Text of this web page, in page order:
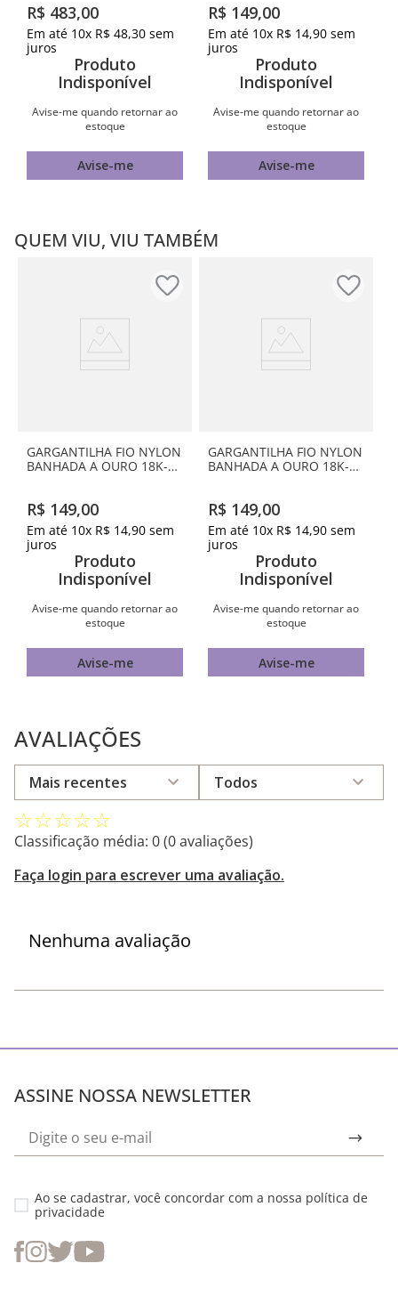
R$ 483,00
Em até 10x R$ 48,30 sem
juros
Produto
Indisponível
Avise-me quando retornar ao
estoque
Avise-me
R$ 149,00
Em até 10x R$ 14,90 sem
juros
Produto
Indisponível
Avise-me quando retornar ao
estoque
Avise-me
QUEM VIU, VIU TAMBÉM
GARGANTILHA FIO NYLON
BANHADA A OURO 18K-
R$ 149,00
Em até 10x R$ 14,90 sem
juros
Produto
Indisponível
Avise-me quando retornar ao
estoque
Avise-me
GARGANTILHA FIO NYLON
BANHADA A OURO 18K-
R$ 149,00
Em até 10x R$ 14,90 sem
juros
Produto
Indisponível
Avise-me quando retornar ao
estoque
Avise-me
AVALIAÇÕES
☆☆☆☆☆
Classificação média: 0(0 avaliações)
Faça login para escrever uma avaliação.
Mais recentes Todos
Nenhuma avaliação
ASSINE NOSSA NEWSLETTER
Ao se cadastrar, você concordar com a nossa política de
privacidade